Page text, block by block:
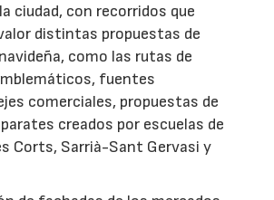
ciudad, con recorridos que
distintas propuestas de
como las rutas de
fuentes
comerciales, propuestas de
creados por escuelas de
Corts, Sarrià-Sant Gervasi y